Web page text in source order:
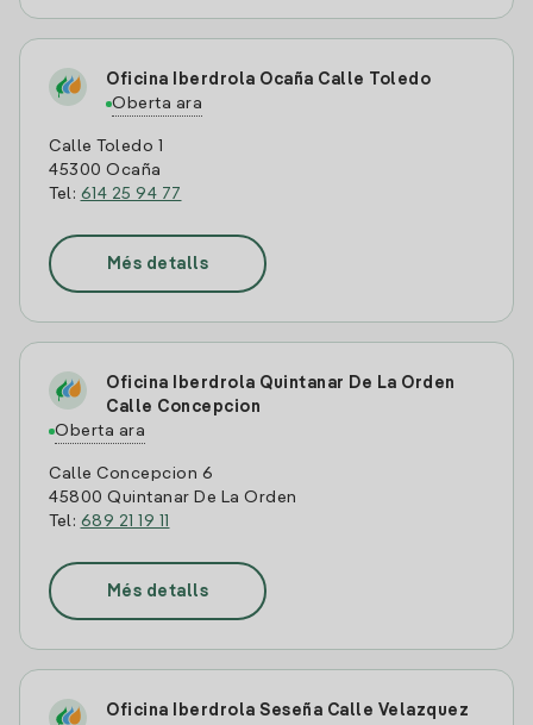
Oficina Iberdrola Ocaña Calle Toledo
Oberta ara
Calle Toledo 1
45300 Ocaña
Tel: 614 25 94 77
Més detalls
Oficina Iberdrola Quintanar De La Orden
Calle Concepcion
Oberta ara
Calle Concepcion 6
45800 Quintanar De La Orden
Tel: 689 21 19 11
Més detalls
Oficina Iberdrola Seseña Calle Velazquez